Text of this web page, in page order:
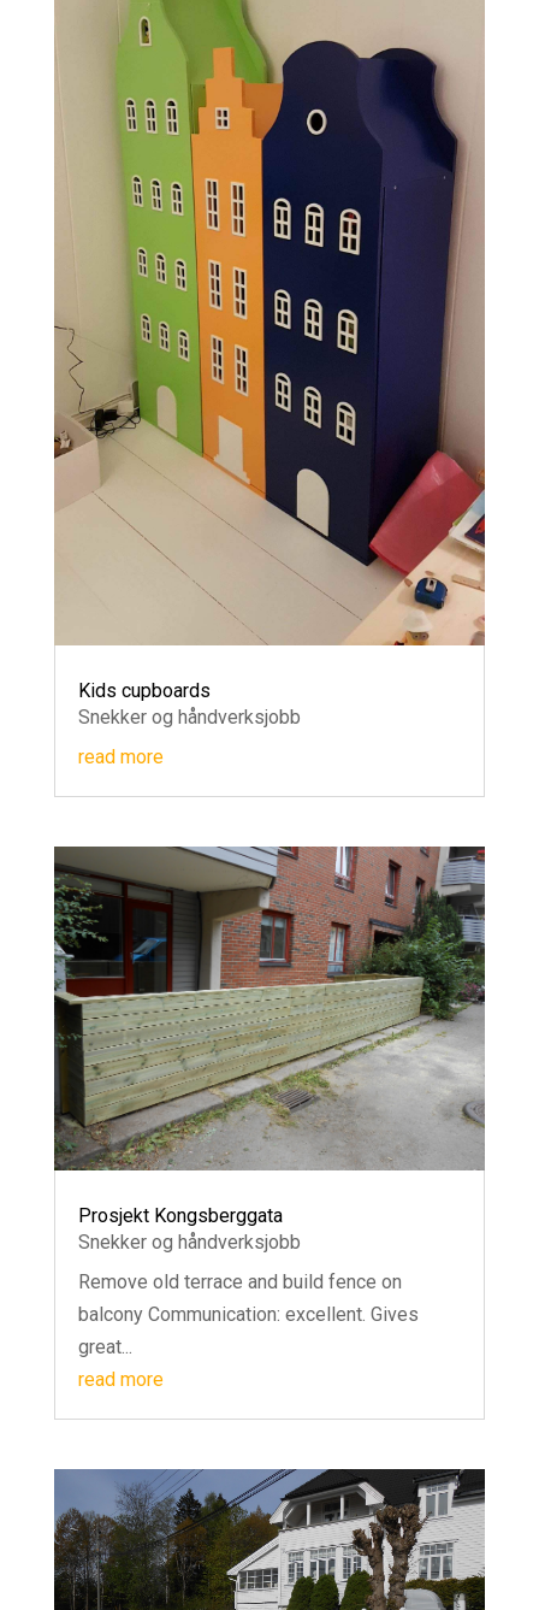
Kids cupboards
Snekker og håndverksjobb
read more
Prosjekt Kongsberggata
Snekker og håndverksjobb
Remove old terrace and build fence on
balcony Communication: excellent. Gives
great...
read more